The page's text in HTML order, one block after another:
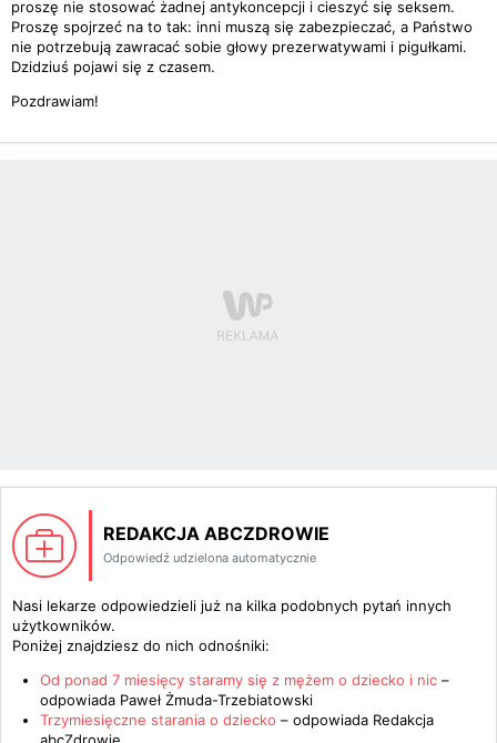
proszę nie stosować żadnej antykoncepcji i cieszyć się seksem.
Proszę spojrzeć na to tak: inni muszą się zabezpieczać, a Państwo
nie potrzebują zawracać sobie głowy prezerwatywami i pigułkami.
Dzidziuś pojawi się z czasem.
Pozdrawiam!
REDAKCJA ABCZDROWIE
Odpowiedź udzielona automatycznie
Nasi lekarze odpowiedzieli już na kilka podobnych pytań innych
użytkowników.
Poniżej znajdziesz do nich odnośniki:
Od ponad 7 miesięcy staramy się z mężem o dziecko i nic –
odpowiada Paweł Żmuda-Trzebiatowski
Trzymiesięczne starania o dziecko – odpowiada Redakcja